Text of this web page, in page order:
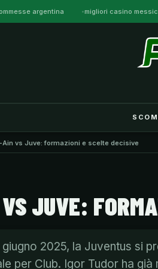
argentina migliori casino
Ain vs Juve: formazioni e scelte decisive
JUVE:
giugno 2025, la Juventus si
per Club. Igor Tudor ha già